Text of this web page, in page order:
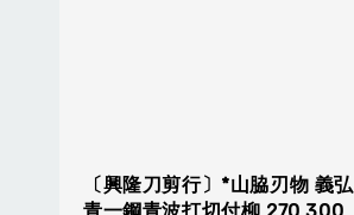
〔興隆刀剪行〕*山脇刃物 義弘